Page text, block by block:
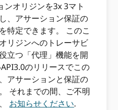
オリジンを3x 3マト
、アサーション保証の
特定できます。 このこ
リジンへのトレーサビ
立つ「代理」機能を開
のリリースでこの
アサーションと保証の
それまでの間、ご不明
お知らせください.